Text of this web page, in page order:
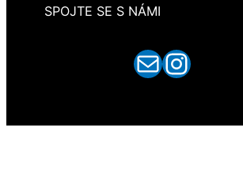
SPOJTE SE S NÁMI
E-mail Instagram